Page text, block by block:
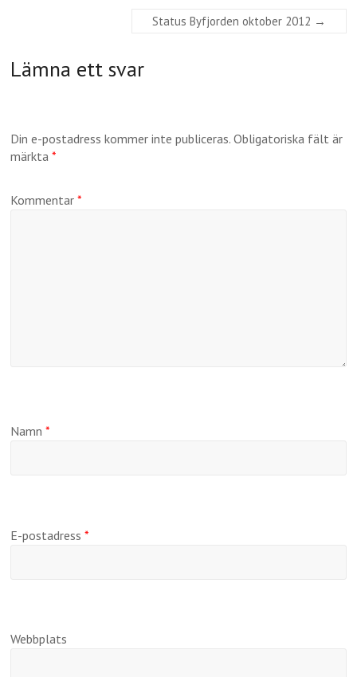
Status Byfjorden oktober 2012 →
Lämna ett svar
Din e-postadress kommer inte publiceras. Obligatoriska fält är
märkta*
Kommentar*
Namn*
E-postadress*
Webbplats